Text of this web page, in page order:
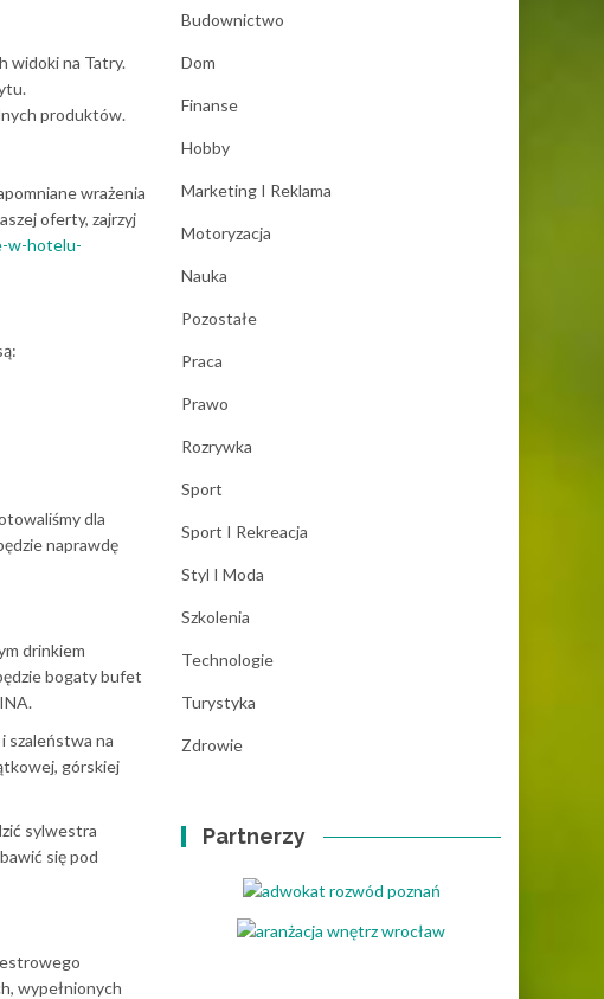
widoki na Tatry.
produktów.
wrażenia
oferty, zajrzyj
w-hotelu-
dla
naprawdę
drinkiem
bogaty bufet
szaleństwa na
górskiej
sylwestra
się pod
wypełnionych
Budownictwo
Dom
Finanse
Hobby
Marketing I Reklama
Motoryzacja
Nauka
Pozostałe
Praca
Prawo
Rozrywka
Sport
Sport I Rekreacja
Styl I Moda
Szkolenia
Technologie
Turystyka
Zdrowie
Partnerzy